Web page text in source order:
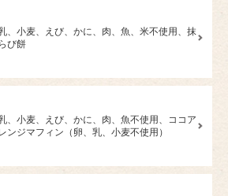
、小麦、えび、かに、肉、魚、米不使用、抹
び餅
、小麦、えび、かに、肉、魚不使用、ココア
ンジマフィン（卵、乳、小麦不使用）